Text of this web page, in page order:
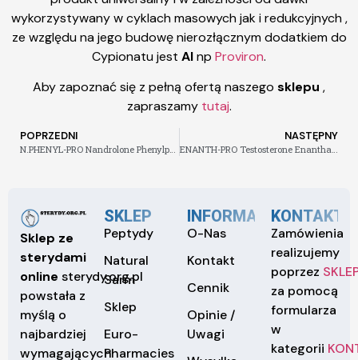
wykorzystywany w cyklach masowych jak i redukcyjnych ,
ze względu na jego budowę nierozłącznym dodatkiem do
Cypionatu jest AInp Proviron.
Aby zapoznać się z pełną ofertą naszego sklepu ,
zapraszamy tutaj.
POPRZEDNI NASTĘPNY
Sklep ze
sterydami
online sterydy.org.pl
powstała z
myślą o
najbardziej
wymagających
SKLEP
Peptydy
Natural
Sarm
Sklep
Euro-
Pharmacies
INFORMACJE
O-Nas
Kontakt
Cennik
Opinie /
Uwagi
KONTAKT
Zamówienia
realizujemy
poprzez
za pomocą
formularza
w
kategorii